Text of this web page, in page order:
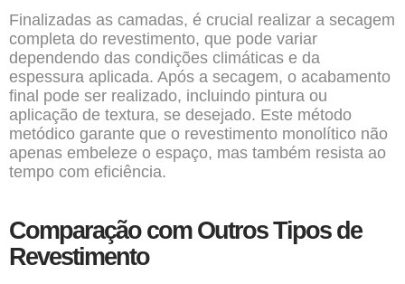
Finalizadas as camadas, é crucial realizar a secagem
completa do revestimento, que pode variar
dependendo das condições climáticas e da
espessura aplicada. Após a secagem, o acabamento
final pode ser realizado, incluindo pintura ou
aplicação de textura, se desejado. Este método
metódico garante que o revestimento monolítico não
apenas embeleze o espaço, mas também resista ao
tempo com eficiência.
Comparação com Outros Tipos de
Revestimento